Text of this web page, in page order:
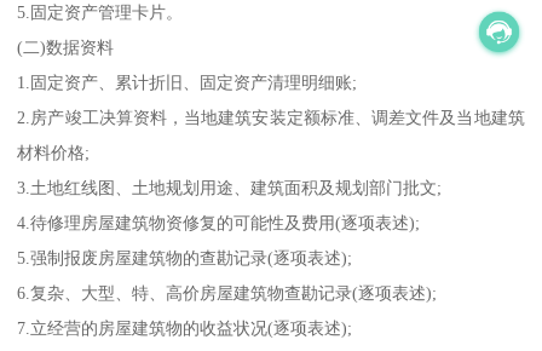
5.固定资产管理卡片。
(二)数据资料
1.固定资产、累计折旧、固定资产清理明细账;
2.房产竣工决算资料，当地建筑安装定额标准、调差文件及当地建筑
材料价格;
3.土地红线图、土地规划用途、建筑面积及规划部门批文;
4.待修理房屋建筑物资修复的可能性及费用(逐项表述);
5.强制报废房屋建筑物的查勘记录(逐项表述);
6.复杂、大型、特、高价房屋建筑物查勘记录(逐项表述);
7.立经营的房屋建筑物的收益状况(逐项表述);